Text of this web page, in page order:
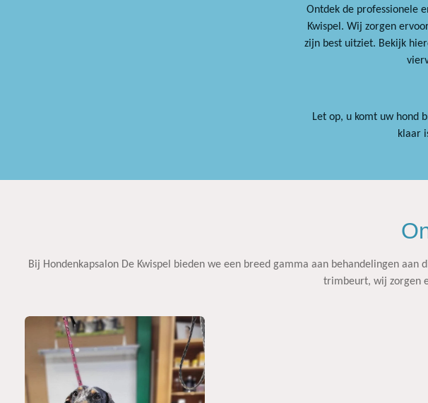
Ontdek de professionele
Kwispel. Wij zorgen
zijn best uitziet. Bekijk
Let op, u komt uw hond
klaar
Bij Hondenkapsalon De Kwispel bieden we een breed gamma aan behandelingen
trimbeurt, wij zorgen